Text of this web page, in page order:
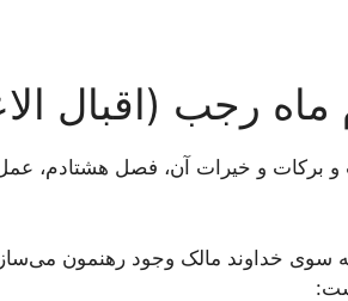
رجب (اقبال
برکات و خیرات آن، فصل هشتادم،
خداوند مالک وجود رهنمون